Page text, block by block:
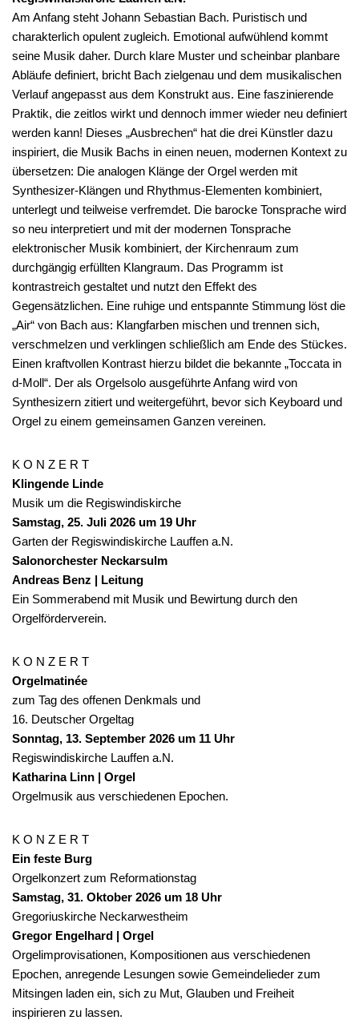
Am Anfang steht Johann Sebastian Bach. Puristisch und
charakterlich opulent zugleich. Emotional aufwühlend kommt
seine Musik daher. Durch klare Muster und scheinbar planbare
Abläufe definiert, bricht Bach zielgenau und dem musikalischen
Verlauf angepasst aus dem Konstrukt aus. Eine faszinierende
Praktik, die zeitlos wirkt und dennoch immer wieder neu definiert
werden kann! Dieses „Ausbrechen“ hat die drei Künstler dazu
inspiriert, die Musik Bachs in einen neuen, modernen Kontext zu
übersetzen: Die analogen Klänge der Orgel werden mit
Synthesizer-Klängen und Rhythmus-Elementen kombiniert,
unterlegt und teilweise verfremdet. Die barocke Tonsprache wird
so neu interpretiert und mit der modernen Tonsprache
elektronischer Musik kombiniert, der Kirchenraum zum
durchgängig erfüllten Klangraum. Das Programm ist
kontrastreich gestaltet und nutzt den Effekt des
Gegensätzlichen. Eine ruhige und entspannte Stimmung löst die
„Air“ von Bach aus: Klangfarben mischen und trennen sich,
verschmelzen und verklingen schließlich am Ende des Stückes.
Einen kraftvollen Kontrast hierzu bildet die bekannte „Toccata in
d-Moll“. Der als Orgelsolo ausgeführte Anfang wird von
Synthesizern zitiert und weitergeführt, bevor sich Keyboard und
Orgel zu einem gemeinsamen Ganzen vereinen.
K O N Z E R T
Klingende Linde
Musik um die Regiswindiskirche
Samstag, 25. Juli 2026 um 19 Uhr
Garten der Regiswindiskirche Lauffen a.N.
Salonorchester Neckarsulm
Andreas Benz | Leitung
Ein Sommerabend mit Musik und Bewirtung durch den
Orgelförderverein.
K O N Z E R T
Orgelmatinée
zum Tag des offenen Denkmals und
16. Deutscher Orgeltag
Sonntag, 13. September 2026 um 11 Uhr
Regiswindiskirche Lauffen a.N.
Katharina Linn | Orgel
Orgelmusik aus verschiedenen Epochen.
K O N Z E R T
Ein feste Burg
Orgelkonzert zum Reformationstag
Samstag, 31. Oktober 2026 um 18 Uhr
Gregoriuskirche Neckarwestheim
Gregor Engelhard | Orgel
Orgelimprovisationen, Kompositionen aus verschiedenen
Epochen, anregende Lesungen sowie Gemeindelieder zum
Mitsingen laden ein, sich zu Mut, Glauben und Freiheit
inspirieren zu lassen.